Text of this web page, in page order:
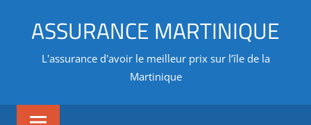
ASSURANCE MARTINIQUE
L'assurance d'avoir le meilleur prix sur l’île de la
Martinique